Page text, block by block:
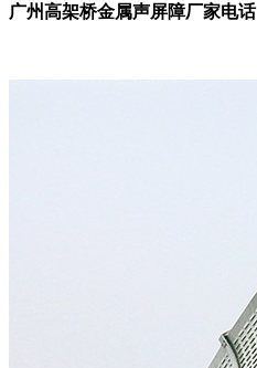
广州高架桥金属声屏障厂家电话